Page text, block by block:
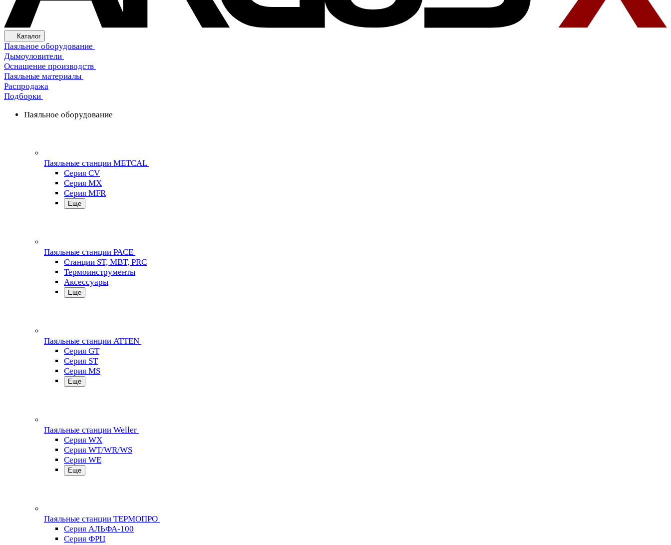
Каталог
Паяльное оборудование
Дымоуловители
Оснащение производств
Паяльные материалы
Распродажа
Подборки
Паяльное оборудование
Паяльные станции METCAL
Серия CV
Серия MX
Серия MFR
Еще
Паяльные станции PACE
Станции ST, MBT, PRC
Термоинструменты
Аксессуары
Еще
Паяльные станции ATTEN
Серия GT
Серия ST
Серия MS
Еще
Паяльные станции Weller
Серия WX
Серия WT/WR/WS
Серия WE
Еще
Паяльные станции ТЕРМОПРО
Серия АЛЬФА-100
Серия ФРЦ